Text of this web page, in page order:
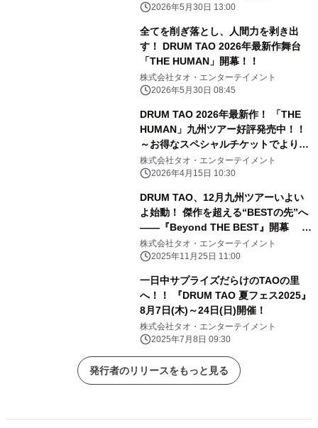
2026年5月30日 13:00
全てを削ぎ落とし、人間力を剥き出
す！ DRUM TAO 2026年最新作舞台
「THE HUMAN」開幕！！
株式会社タオ・エンターテイメント
2026年5月30日 08:45
DRUM TAO 2026年最新作！ 「THE
HUMAN」九州ツアー好評発売中！！
～お得なスペシャルチケットでより楽
しいひと時を～
株式会社タオ・エンターテイメント
2026年4月15日 10:30
DRUM TAO、12月九州ツアーいよい
よ始動！ 傑作を超える“BESTの先”へ
――『Beyond THE BEST』開幕 ～
12月限定の企画チケットで特別な体験
を～
株式会社タオ・エンターテイメント
2025年11月25日 11:00
一日中サプライズだらけのTAOの里
へ！！ 『DRUM TAO 夏フェス2025』
8月7日(木)～24日(日)開催！
株式会社タオ・エンターテイメント
2025年7月8日 09:30
発行者のリリースをもっと見る